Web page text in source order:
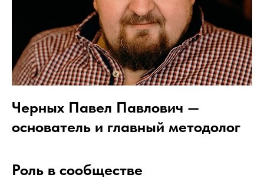
Черных Павел Павлович —
основатель и главный методолог
Роль в сообществе